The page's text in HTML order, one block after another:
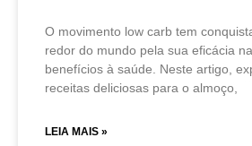
O movimento low carb tem
redor do mundo pela sua eficácia
benefícios à saúde. Neste artigo,
receitas deliciosas para o almoço,
LEIA MAIS »